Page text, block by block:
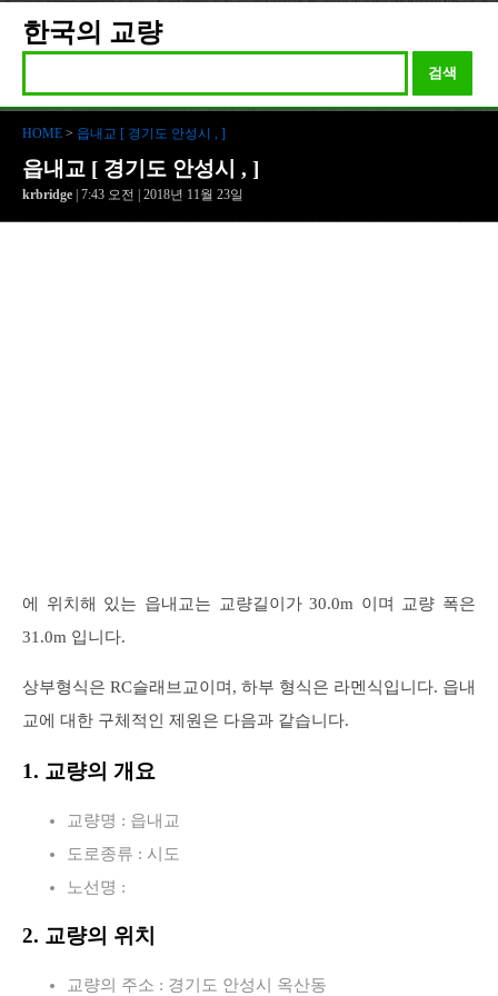
한국의 교량
검색
HOME > 읍내교 [ 경기도 안성시 , ]
읍내교 [ 경기도 안성시 , ]
krbridge | 7:43 오전 | 2018년 11월 23일
에 위치해 있는 읍내교는 교량길이가 30.0m 이며 교량 폭은
31.0m 입니다.
상부형식은 RC슬래브교이며, 하부 형식은 라멘식입니다. 읍내
교에 대한 구체적인 제원은 다음과 같습니다.
1. 교량의 개요
교량명 : 읍내교
도로종류 : 시도
노선명 :
2. 교량의 위치
교량의 주소 : 경기도 안성시 옥산동